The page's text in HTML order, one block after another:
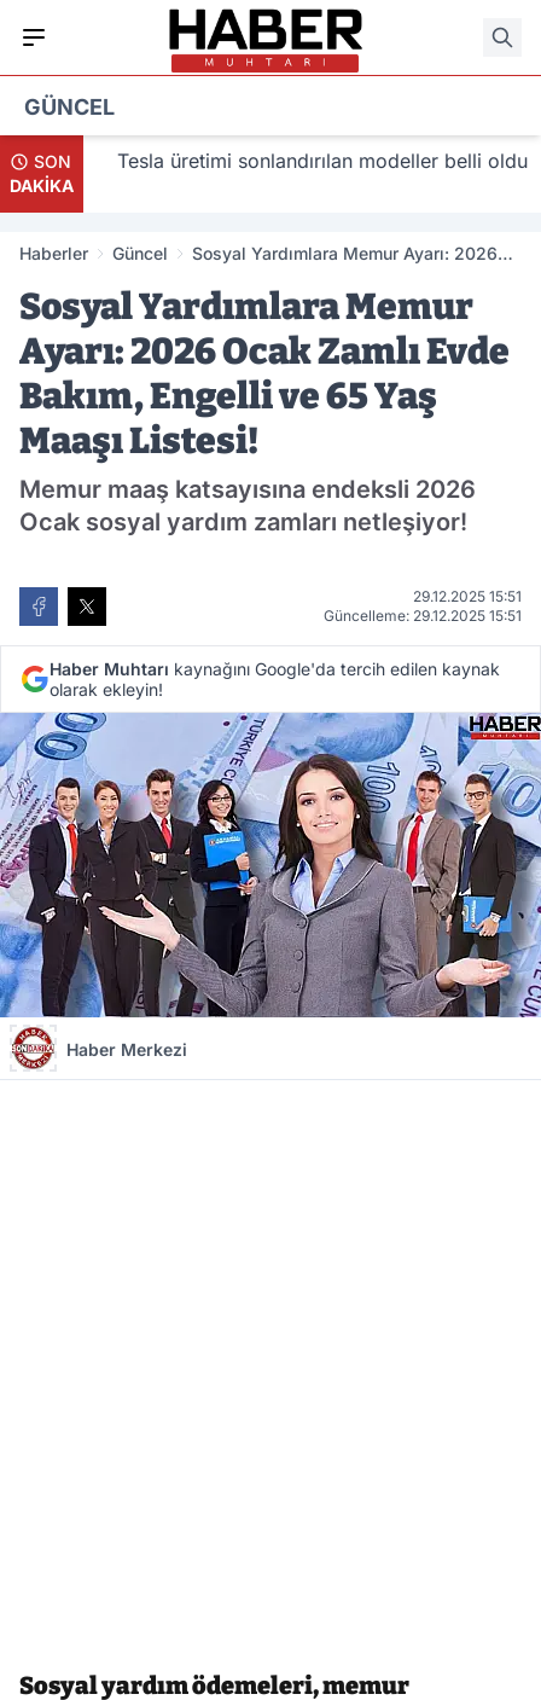
GÜNCEL
SON
DAKİKA
Tesla üretimi sonlandırılan modeller belli oldu
Haberler Güncel
Sosyal Yardımlara Memur Ayarı: 2026
Yaş Maaşı Listesi!
Sosyal Yardımlara Memur
Ayarı: 2026 Ocak Zamlı Evde
Bakım, Engelli ve 65 Yaş
Maaşı Listesi!
Memur maaş katsayısına endeksli 2026
Ocak sosyal yardım zamları netleşiyor!
29.12.2025 15:51
Güncelleme: 29.12.2025 15:51
Haber Muhtarı kaynağını Google'da tercih edilen kaynak
olarak ekleyin!
Haber Merkezi
Sosyal yardım ödemeleri, memur